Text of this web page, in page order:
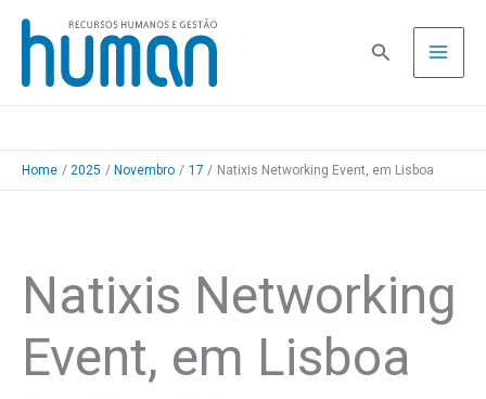
Skip
content
Pesquisa
Home 2025 Novembro 17 Natixis Networking Event, em Lisboa
Natixis Networking
Event, em Lisboa